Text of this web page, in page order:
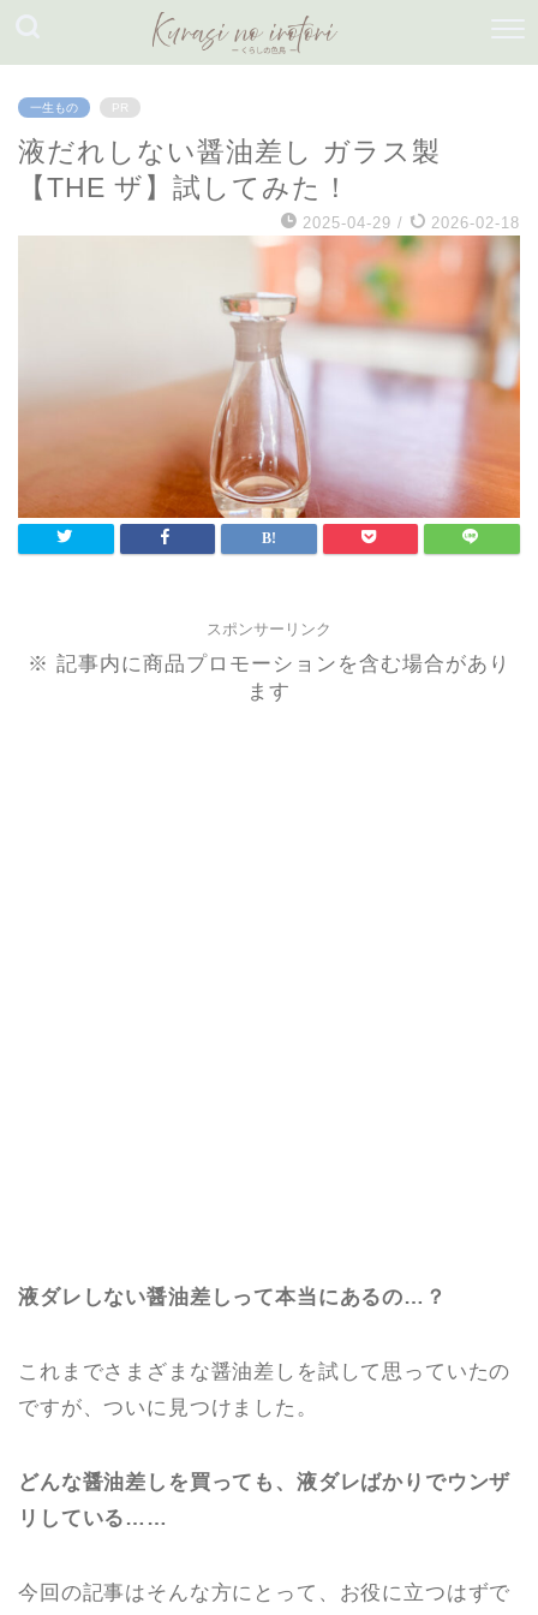
一生もの PR
液だれしない醤油差し ガラス製
【THE ザ】試してみた！
2025-04-29 / 2026-02-18
スポンサーリンク
※ 記事内に商品プロモーションを含む場合があり
ます
液ダレしない醤油差しって本当にあるの…？
これまでさまざまな醤油差しを試して思っていたの
ですが、ついに見つけました。
どんな醤油差しを買っても、液ダレばかりでウンザ
リしている……
今回の記事はそんな方にとって、お役に立つはずで